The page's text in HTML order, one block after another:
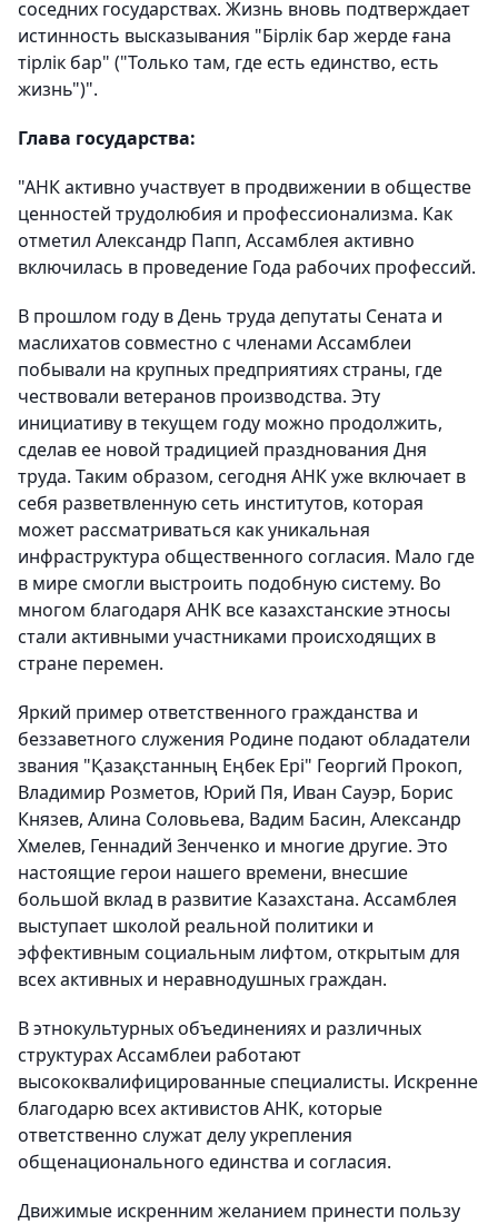
соседних государствах. Жизнь вновь подтверждает
истинность высказывания "Бірлік бар жерде ғана
тірлік бар" ("Только там, где есть единство, есть
жизнь")".
Глава государства:
"АНК активно участвует в продвижении в обществе
ценностей трудолюбия и профессионализма. Как
отметил Александр Папп, Ассамблея активно
включилась в проведение Года рабочих профессий.
В прошлом году в День труда депутаты Сената и
маслихатов совместно с членами Ассамблеи
побывали на крупных предприятиях страны, где
чествовали ветеранов производства. Эту
инициативу в текущем году можно продолжить,
сделав ее новой традицией празднования Дня
труда. Таким образом, сегодня АНК уже включает в
себя разветвленную сеть институтов, которая
может рассматриваться как уникальная
инфраструктура общественного согласия. Мало где
в мире смогли выстроить подобную систему. Во
многом благодаря АНК все казахстанские этносы
стали активными участниками происходящих в
стране перемен.
Яркий пример ответственного гражданства и
беззаветного служения Родине подают обладатели
звания "Қазақстанның Еңбек Ері" Георгий Прокоп,
Владимир Розметов, Юрий Пя, Иван Сауэр, Борис
Князев, Алина Соловьева, Вадим Басин, Александр
Хмелев, Геннадий Зенченко и многие другие. Это
настоящие герои нашего времени, внесшие
большой вклад в развитие Казахстана. Ассамблея
выступает школой реальной политики и
эффективным социальным лифтом, открытым для
всех активных и неравнодушных граждан.
В этнокультурных объединениях и различных
структурах Ассамблеи работают
высококвалифицированные специалисты. Искренне
благодарю всех активистов АНК, которые
ответственно служат делу укрепления
общенационального единства и согласия.
Движимые искренним желанием принести пользу